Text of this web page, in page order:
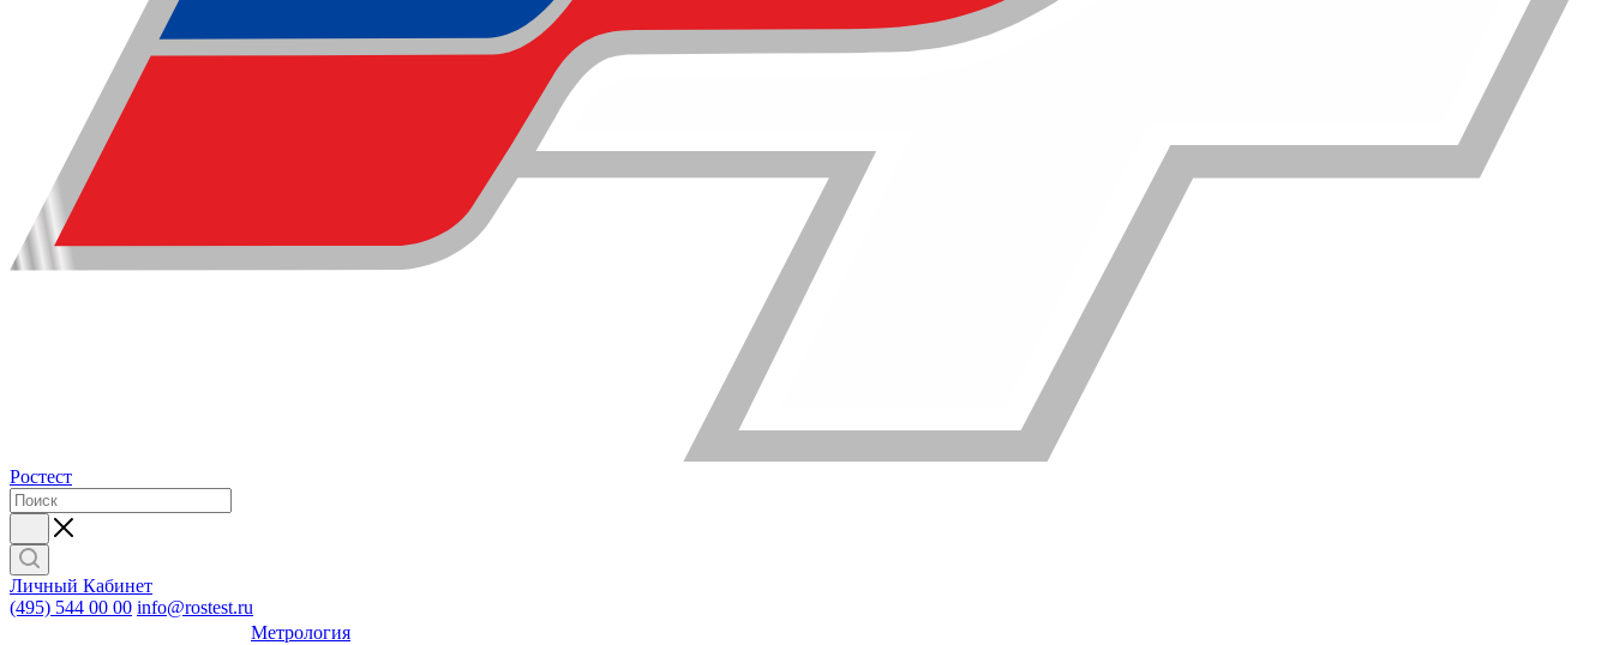
Ростест
Личный Кабинет
(495) 544 00 00 info@rostest.ru
Метрология